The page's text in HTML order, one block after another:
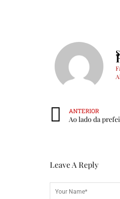
ANTERIOR
Leave A Reply